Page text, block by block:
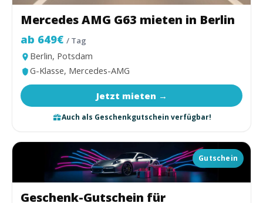
Mercedes AMG G63 mieten in Berlin
ab 649€ / Tag
Berlin, Potsdam
G-Klasse, Mercedes-AMG
Jetzt mieten →
Auch als Geschenkgutschein verfügbar!
Gutschein
Geschenk-Gutschein für